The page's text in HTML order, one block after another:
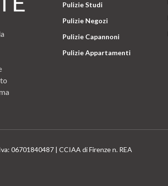
Pulizie Studi
Pulizie Negozi
Pulizie Capannoni
Pulizie Appartamenti
06701840487 | CCIAA di Firenze n. REA